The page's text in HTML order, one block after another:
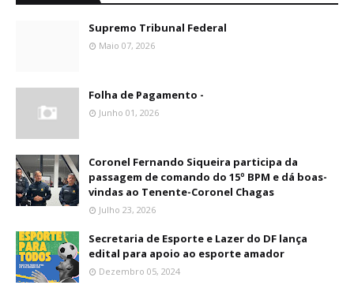
Supremo Tribunal Federal
Maio 07, 2026
Folha de Pagamento -
Junho 01, 2026
Coronel Fernando Siqueira participa da
passagem de comando do 15º BPM e dá boas-
vindas ao Tenente-Coronel Chagas
Julho 23, 2026
Secretaria de Esporte e Lazer do DF lança
edital para apoio ao esporte amador
Dezembro 05, 2024